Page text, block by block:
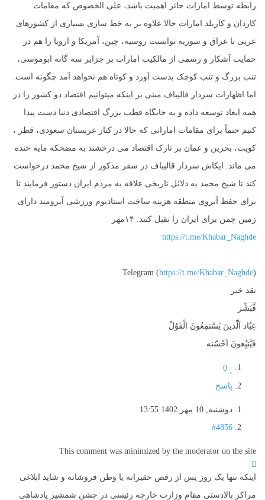
رابطه توسط امارات حائز اهمیت باشد، علی الخصوص که مقامات
کاردان و کاربلد امارات حالا علاوه بر به خط سازی بسیاری از کشورهای
عربی تا عراق و سوریه توانست روسیه، چین، آمریکا و اروپا را هم در
حمایت آشکار و رسمی از مالکیت امارات بر جزایر سه گانه ابوموسی،
تنب بزرگ و تنب کوچک بدست آورد و کوتاه هم نخواهد آمد چگونه است.
اما اظهارات سردار قالیباف مبنی بر اینکه میتوانیم اقتصاد دو کشور را در
همه ابعاد توسعه داده و به جایگاه قطب بزرگ اقتصادی دنیا دست پیدا
کنیم حتماً برای مقامات اماراتی که حالا در کنار عربستان سعودی، قطر ،
کویت، بحرین و عمان بر تارک اقتصاد می درخشند به مضحکه مایه خنده
می ماند. ایکاش سردار قالیباف در سفر مذکور از شیخ محمد درخواست
کند تا شیخ محمد به دلائل تاریخی علاقه به مردم ایران دستور فرمایند تا
برای حفظ آبروی منطقه هزینه ساخت استادیوم ورزشی آبرومند دارای
زمین چمن برای ایران را تقبل کنند. ۱۴مهر
https://t.me/Khabar_Naghde
Telegram (https://t.me/Khabar_Naghde)
نقد خبر
فَّبَشِّر
عِبٌاد اَلّّذينَ يَسَْتمِعُونَ الْقَوُلْ
فَيَّتبُِعونَ اَحْسّّنه
0
پاسخ
دوشنبه, 10 مهر 1402 13:55
#4856
This comment was minimized by the moderator on the site
اینکه تنها یک روز پس از رقص حقیرانه یا وطن فروشانه و شاید ابلاغی
مراکز بالادستی مقام وزارت خارجه رئیسی در جشن شمشیر پادشاهی